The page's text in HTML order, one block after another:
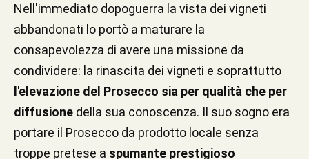
Nell'immediato dopoguerra la vista dei vigneti
abbandonati lo portò a maturare la
consapevolezza di avere una missione da
condividere: la rinascita dei vigneti e soprattutto
l'elevazione del Prosecco sia per qualità che per
diffusione della sua conoscenza. Il suo sogno era
portare il Prosecco da prodotto locale senza
troppe pretese a spumante prestigioso